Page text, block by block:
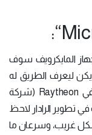
المايكرويف سوف
ليعرف الطريق له
دون الصدفة. كان يعمل بيرسي كأحد موظفي Raytheon (شركة
تطوير الرادار لاحظ
غريب، وسرعان ما